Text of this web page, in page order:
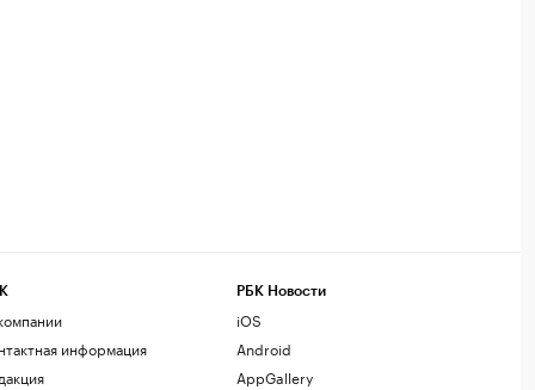
информация
РБК Новости
iOS
Android
AppGallery